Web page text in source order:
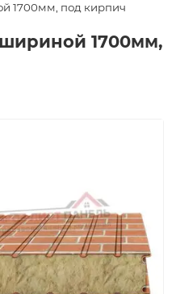
1700мм, под кирпич
1700мм,